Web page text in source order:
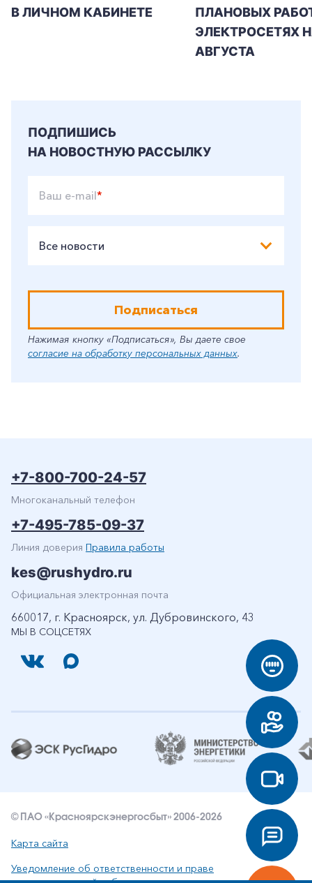
Частным клиентам
Корпоративным клиентам
В ЛИЧНОМ КАБИНЕТЕ
ПЛАНОВЫХ
ЭЛЕКТРОСЕТЯХ
АВГУСТА
ПОДПИШИСЬ
НА НОВОСТНУЮ РАССЫЛКУ
Ваш e-mail*
Все новости
Подписаться
Нажимая кнопку «Подписаться», Вы даете свое
согласие на обработку персональных данных.
МЫ В СОЦСЕТЯХ
+7-800-700-24-57
Многоканальный телефон
+7-495-785-09-37
Линия доверия Правила работы
kes@rushydro.ru
Официальная электронная почта
660017, г. Красноярск, ул. Дубровинского, 43
© ПАО «Красноярскэнергосбыт» 2006-2026
Карта сайта
Уведомление об ответственности и праве